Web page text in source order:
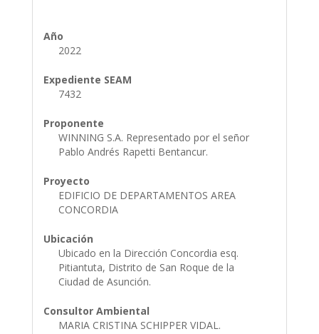
Año
2022
Expediente SEAM
7432
Proponente
WINNING S.A. Representado por el señor
Pablo Andrés Rapetti Bentancur.
Proyecto
EDIFICIO DE DEPARTAMENTOS AREA
CONCORDIA
Ubicación
Ubicado en la Dirección Concordia esq.
Pitiantuta, Distrito de San Roque de la
Ciudad de Asunción.
Consultor Ambiental
MARIA CRISTINA SCHIPPER VIDAL.